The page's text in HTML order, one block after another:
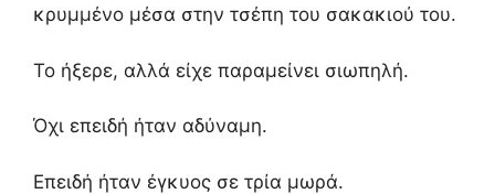
κρυμμένο μέσα στην τσέπη του σακακιού του.
Το ήξερε, αλλά είχε παραμείνει σιωπηλή.
Όχι επειδή ήταν αδύναμη.
Επειδή ήταν έγκυος σε τρία μωρά.